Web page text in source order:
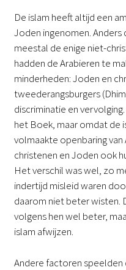
De islam heeft altijd een
Joden ingenomen. Anders
meestal de enige niet-
hadden de Arabieren te
minderheden: Joden en
tweederangsburgers
discriminatie en
het Boek, maar omdat de
volmaakte openbaring van
christenen en Joden ook
Het verschil was wel, zo
indertijd misleid waren
daarom niet beter wisten.
volgens hen wel beter,
islam afwijzen.
Andere factoren speelden